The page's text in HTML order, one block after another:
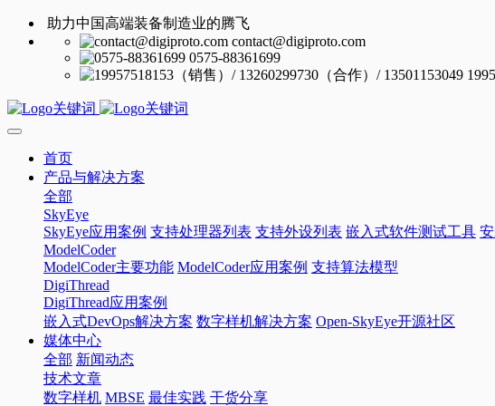
助力中国高端装备制造业的腾飞
contact@digiproto.com
0575-88361699
首页
产品与解决方案
全部
SkyEye
SkyEye应用案例 支持处理器列表 支持外设列表 嵌入式软件测试工具
ModelCoder
ModelCoder主要功能 ModelCoder应用案例 支持算法模型
DigiThread
DigiThread应用案例
嵌入式DevOps解决方案 数字样机解决方案 Open-SkyEye开源社区
媒体中心
全部 新闻动态
技术文章
数字样机 MBSE 最佳实践 干货分享